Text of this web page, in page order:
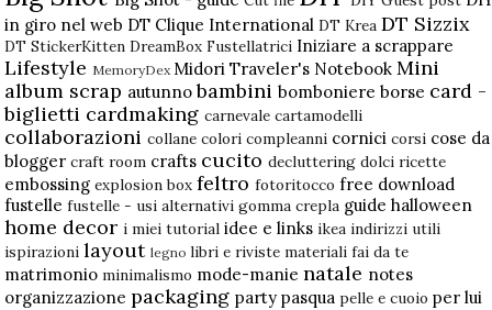
in giro nel web DT Clique International DT Krea DT Sizzix
DT StickerKitten DreamBox Fustellatrici Iniziare a scrappare
Lifestyle MemoryDex Midori Traveler's Notebook Mini
album scrap autunno bambini bomboniere borse card -
biglietti cardmaking carnevale cartamodelli
collaborazioni collane colori compleanni cornici corsi cose da
blogger craft room crafts cucito decluttering dolci ricette
embossing explosion box feltro fotoritocco free download
fustelle fustelle - usi alternativi gomma crepla guide halloween
home decor i miei tutorial idee e links ikea indirizzi utili
ispirazioni layout legno libri e riviste materiali fai da te
matrimonio minimalismo mode-manie natale notes
organizzazione packaging party pasqua pelle e cuoio per lui